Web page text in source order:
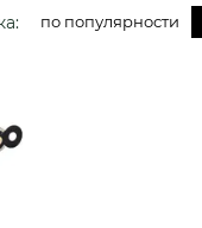
по популярности